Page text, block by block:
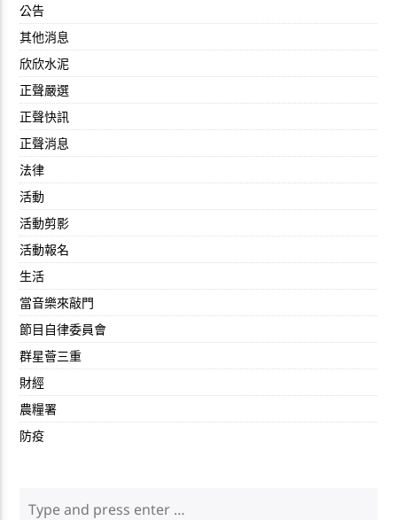
公告
其他消息
欣欣水泥
正聲嚴選
正聲快訊
正聲消息
法律
活動
活動剪影
活動報名
生活
當音樂來敲門
節目自律委員會
群星薈三重
財經
農糧署
防疫